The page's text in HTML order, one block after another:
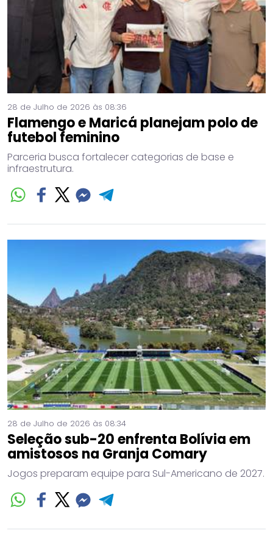
28 de Julho de 2026 às 08:36
Flamengo e Maricá planejam polo de
futebol feminino
Parceria busca fortalecer categorias de base e
infraestrutura.
28 de Julho de 2026 às 08:34
Seleção sub-20 enfrenta Bolívia em
amistosos na Granja Comary
Jogos preparam equipe para Sul-Americano de 2027.